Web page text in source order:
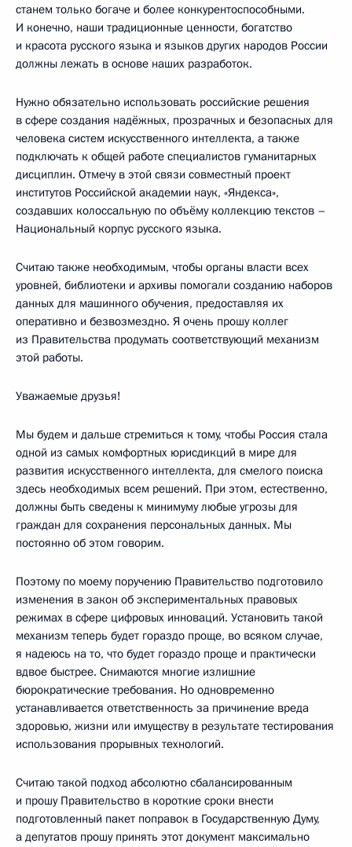
станем только богаче и более конкурентоспособными.
И конечно, наши традиционные ценности, богатство
и красота русского языка и языков других народов России
должны лежать в основе наших разработок.
Нужно обязательно использовать российские решения
в сфере создания надёжных, прозрачных и безопасных для
человека систем искусственного интеллекта, а также
подключать к общей работе специалистов гуманитарных
дисциплин. Отмечу в этой связи совместный проект
институтов Российской академии наук, «Яндекса»,
создавших колоссальную по объёму коллекцию текстов –
Национальный корпус русского языка.
Считаю также необходимым, чтобы органы власти всех
уровней, библиотеки и архивы помогали созданию наборов
данных для машинного обучения, предоставляя их
оперативно и безвозмездно. Я очень прошу коллег
из Правительства продумать соответствующий механизм
этой работы.
Уважаемые друзья!
Мы будем и дальше стремиться к тому, чтобы Россия стала
одной из самых комфортных юрисдикций в мире для
развития искусственного интеллекта, для смелого поиска
здесь необходимых всем решений. При этом, естественно,
должны быть сведены к минимуму любые угрозы для
граждан для сохранения персональных данных. Мы
постоянно об этом говорим.
Поэтому по моему поручению Правительство подготовило
изменения в закон об экспериментальных правовых
режимах в сфере цифровых инноваций. Установить такой
механизм теперь будет гораздо проще, во всяком случае,
я надеюсь на то, что будет гораздо проще и практически
вдвое быстрее. Снимаются многие излишние
бюрократические требования. Но одновременно
устанавливается ответственность за причинение вреда
здоровью, жизни или имуществу в результате тестирования
использования прорывных технологий.
Считаю такой подход абсолютно сбалансированным
и прошу Правительство в короткие сроки внести
подготовленный пакет поправок в Государственную Думу,
а депутатов прошу принять этот документ максимально